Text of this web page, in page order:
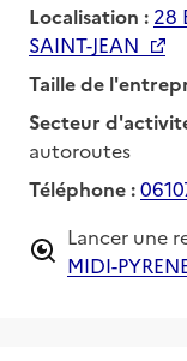
Localisation : 28
SAINT-JEAN
Taille de
Secteur
autoroutes
Téléphone :
Lancer une
MIDI-